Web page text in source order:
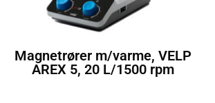
Magnetrører m/varme, VELP
AREX 5, 20 L/1500 rpm